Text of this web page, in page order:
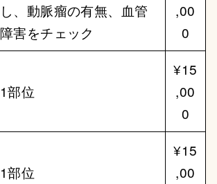
し、動脈瘤の有無、血管
障害をチェック
,00
0
1部位
¥15
,00
0
1部位
¥15
,00